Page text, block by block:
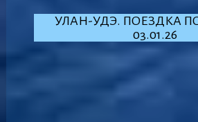
УЛАН-УДЭ. ПОЕЗДКА
03.01.26